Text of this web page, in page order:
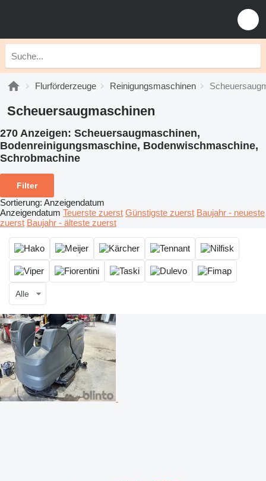
Flurförderzeuge Reinigungsmaschinen
Scheuersaugmaschinen
270 Anzeigen: Scheuersaugmaschinen,
Bodenreinigungsmaschine, Bodenwischmaschine,
Schrobmachine
Filter
Sortierung: Anzeigendatum
Anzeigendatum Teuerste zuerst Günstigste zuerst Baujahr - neueste
zuerst Baujahr - älteste zuerst
Alle